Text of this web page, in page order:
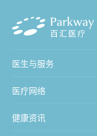
医生与服务
医疗网络
健康资讯